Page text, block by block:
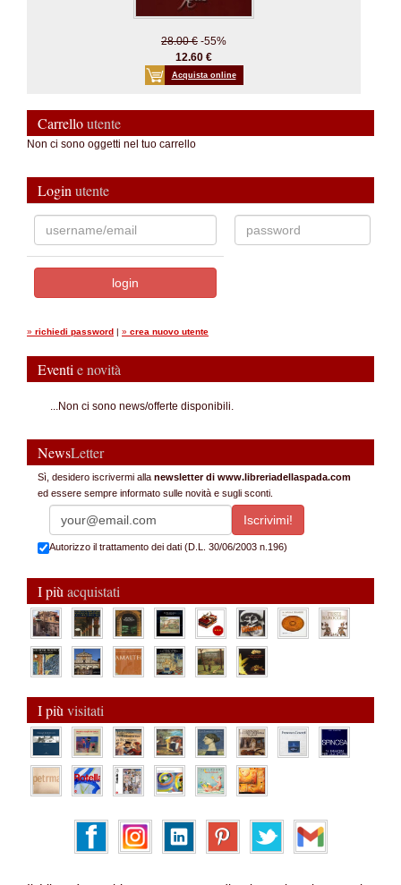
28.00 € -55%
12.60 €
Acquista online
Carrelloutente
Non ci sono oggetti nel tuo carrello
Login utente
» richiedi password | » crea nuovo utente
Eventi e novità
...Non ci sono news/offerte disponibili.
NewsLetter
Sì, desidero iscrivermi alla newsletter di www.libreriadellaspada.com
ed essere sempre informato sulle novità e sugli sconti.
Autorizzo il trattamento dei dati (D.L. 30/06/2003 n.196)
I più acquistati
I più visitati